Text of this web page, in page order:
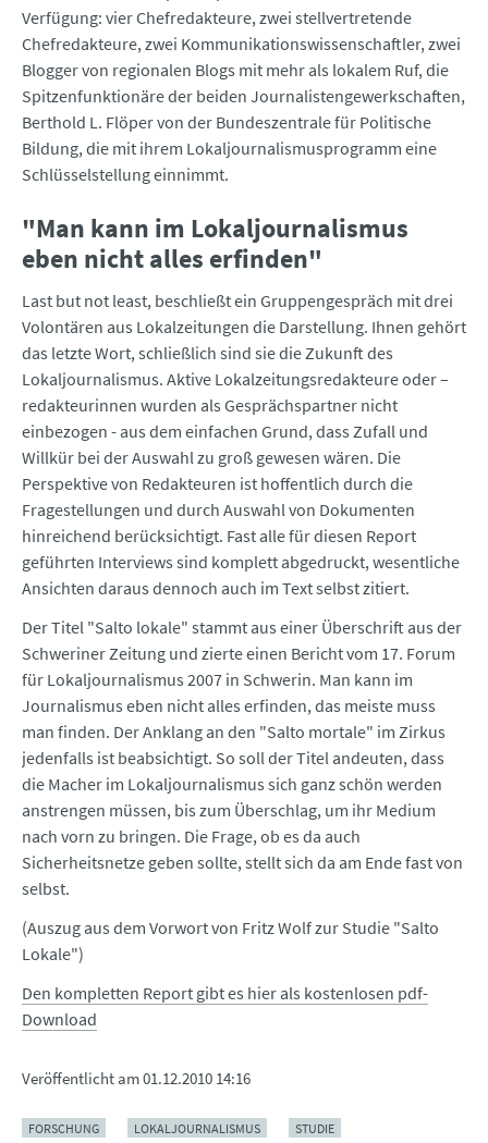
Verfügung: vier Chefredakteure, zwei stellvertretende
Chefredakteure, zwei Kommunikationswissenschaftler, zwei
Blogger von regionalen Blogs mit mehr als lokalem Ruf, die
Spitzenfunktionäre der beiden Journalistengewerkschaften,
Berthold L. Flöper von der Bundeszentrale für Politische
Bildung, die mit ihrem Lokaljournalismusprogramm eine
Schlüsselstellung einnimmt.
"Man kann im Lokaljournalismus
eben nicht alles erfinden"
Last but not least, beschließt ein Gruppengespräch mit drei
Volontären aus Lokalzeitungen die Darstellung. Ihnen gehört
das letzte Wort, schließlich sind sie die Zukunft des
Lokaljournalismus. Aktive Lokalzeitungsredakteure oder –
redakteurinnen wurden als Gesprächspartner nicht
einbezogen - aus dem einfachen Grund, dass Zufall und
Willkür bei der Auswahl zu groß gewesen wären. Die
Perspektive von Redakteuren ist hoffentlich durch die
Fragestellungen und durch Auswahl von Dokumenten
hinreichend berücksichtigt. Fast alle für diesen Report
geführten Interviews sind komplett abgedruckt, wesentliche
Ansichten daraus dennoch auch im Text selbst zitiert.
Der Titel "Salto lokale" stammt aus einer Überschrift aus der
Schweriner Zeitung und zierte einen Bericht vom 17. Forum
für Lokaljournalismus 2007 in Schwerin. Man kann im
Journalismus eben nicht alles erfinden, das meiste muss
man finden. Der Anklang an den "Salto mortale" im Zirkus
jedenfalls ist beabsichtigt. So soll der Titel andeuten, dass
die Macher im Lokaljournalismus sich ganz schön werden
anstrengen müssen, bis zum Überschlag, um ihr Medium
nach vorn zu bringen. Die Frage, ob es da auch
Sicherheitsnetze geben sollte, stellt sich da am Ende fast von
selbst.
(Auszug aus dem Vorwort von Fritz Wolf zur Studie "Salto
Lokale")
Den kompletten Report gibt es hier als kostenlosen pdf-
Download
Veröffentlicht am01.12.2010 14:16
FORSCHUNG LOKALJOURNALISMUS STUDIE